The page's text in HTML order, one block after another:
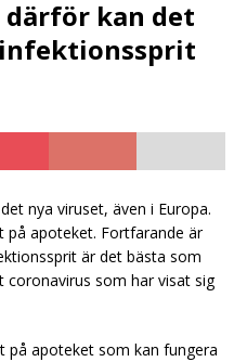
kan det
nya viruset, även i Europa.
på apoteket. Fortfarande är
är det bästa som
coronavirus som har visat sig
på apoteket som kan fungera